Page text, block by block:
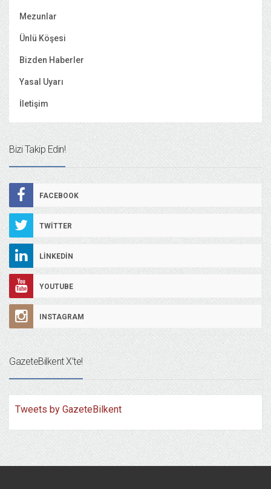
Mezunlar
Ünlü Köşesi
Bizden Haberler
Yasal Uyarı
İletişim
Bizi Takip Edin!
FACEBOOK
TWITTER
LINKEDIN
YOUTUBE
INSTAGRAM
GazeteBilkent X’te!
Tweets by GazeteBilkent